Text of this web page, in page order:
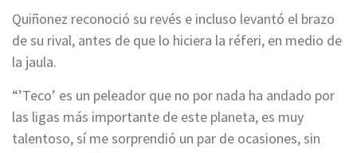
Quiñonez reconoció su revés e incluso levantó el brazo
de su rival, antes de que lo hiciera la réferi, en medio de
la jaula.
“’Teco’ es un peleador que no por nada ha andado por
las ligas más importante de este planeta, es muy
talentoso, sí me sorprendió un par de ocasiones, sin